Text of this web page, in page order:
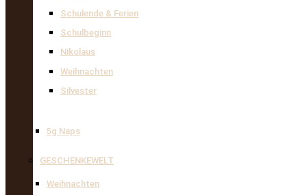
Schulende & Ferien
Schulbeginn
Nikolaus
Weihnachten
Silvester
5g Naps
GESCHENKEWELT
Weihnachten